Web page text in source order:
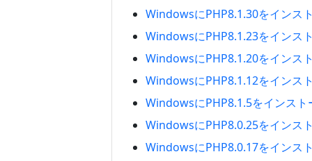
WindowsにPHP8.1.30をインス
WindowsにPHP8.1.23をインス
WindowsにPHP8.1.20をインス
WindowsにPHP8.1.12をインス
WindowsにPHP8.1.5をインスト
WindowsにPHP8.0.25をインス
WindowsにPHP8.0.17をインス